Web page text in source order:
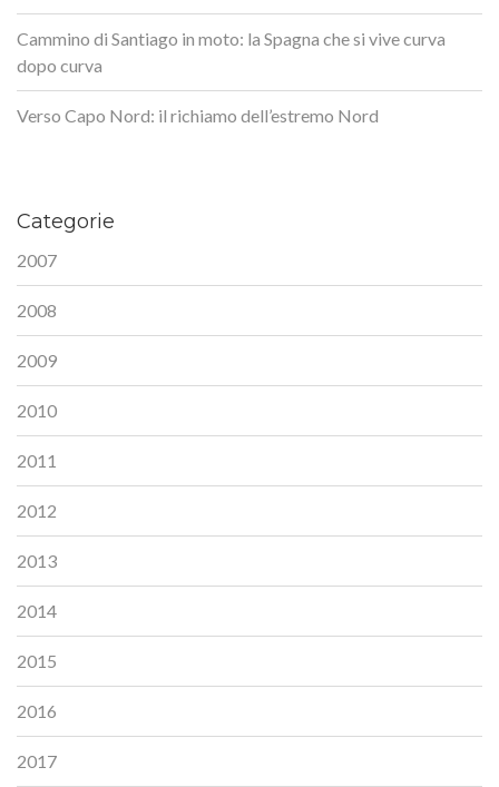
Cammino di Santiago in moto: la Spagna che si vive curva
dopo curva
Verso Capo Nord: il richiamo dell’estremo Nord
Categorie
2007
2008
2009
2010
2011
2012
2013
2014
2015
2016
2017